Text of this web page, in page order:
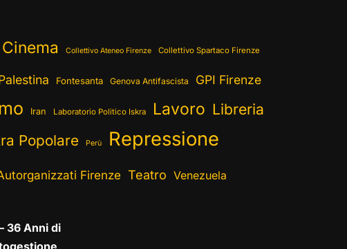
Cinema Collettivo Ateneo Firenze Collettivo Spartaco Firenze
Fontesanta Genova Antifascista GPI Firenze
Iran Laboratorio Politico Iskra Lavoro Libreria
Popolare Perù Repressione
Firenze Teatro Venezuela
36 Anni di